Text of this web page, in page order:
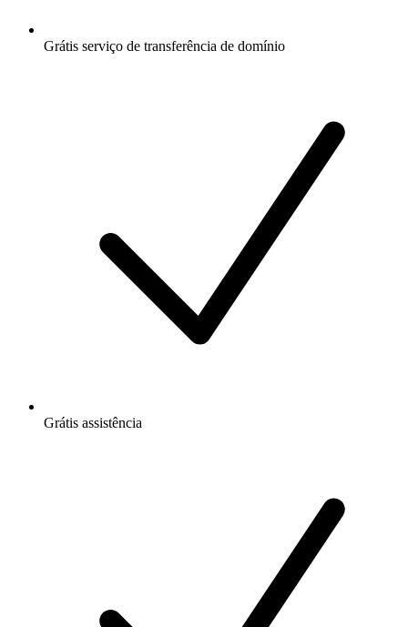
Grátis serviço de transferência de domínio
Grátis assistência